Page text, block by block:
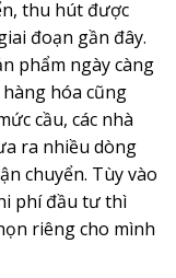
thu hút được
đoạn gần đây.
phẩm ngày càng
hóa cũng
cầu, các nhà
ra nhiều dòng
chuyển. Tùy vào
phí đầu tư thì
riêng cho mình